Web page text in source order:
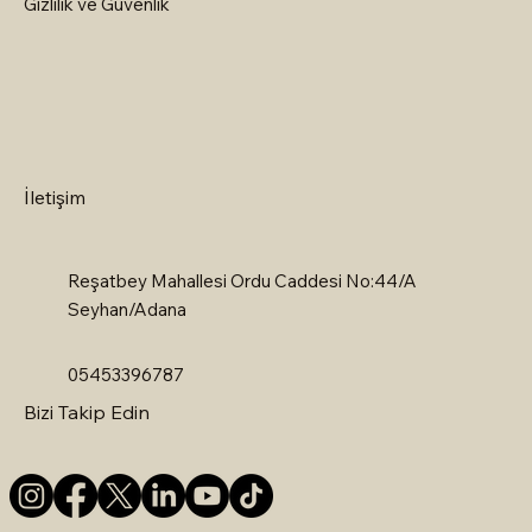
Bizi Takip Edin
İletişim
Reşatbey Mahallesi Ordu Caddesi No:44/A
Seyhan/Adana
05453396787